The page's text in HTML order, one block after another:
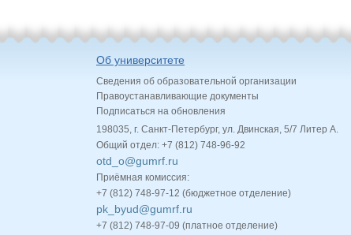
Об университете
Сведения об образовательной организации
Правоустанавливающие документы
Подписаться на обновления
198035, г. Санкт-Петербург, ул. Двинская, 5/7 Литер А.
Общий отдел: +7 (812) 748-96-92
otd_o@gumrf.ru
Приёмная комиссия:
+7 (812) 748-97-12 (бюджетное отделение)
pk_byud@gumrf.ru
+7 (812) 748-97-09 (платное отделение)